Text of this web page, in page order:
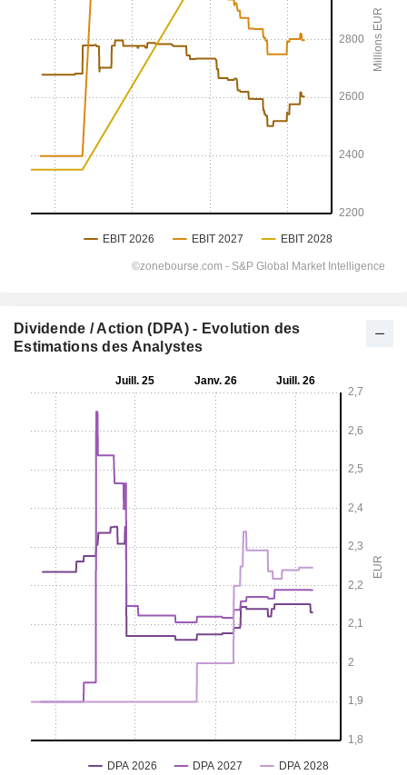
Dividende / Action (DPA) - Evolution des
Estimations des Analystes